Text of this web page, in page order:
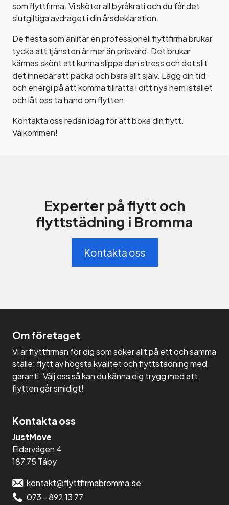
som flyttfirma. Vi sköter all byråkrati och du får det
slutgiltiga avdraget i din årsdeklaration.
De flesta som anlitar en professionell flyttfirma brukar
tycka att tjänsten är mer än prisvärd. Det brukar
kännas skönt att kunna slippa den stress och det slit
det innebär att packa och bära allt själv. Lägg din tid
och energi på att komma tillrätta i ditt nya hem istället
och låt oss ta hand om flytten.
Kontakta oss redan idag för att boka din flytt.
Välkommen!
Experter på flytt och
flyttstädning i Bromma
Kontakta oss
Om företaget
Vi är flyttfirman för dig som söker allt på ett och samma
ställe: flytt av högsta kvalitet och flyttstädning med
garanti. Välj oss så kan du känna dig trygg med att
flytten går smidigt!
Kontakta oss
JustMove
Eldarvägen 4
187 75 Täby
kontakt@flyttfirmabromma.se
073 - 892 13 77